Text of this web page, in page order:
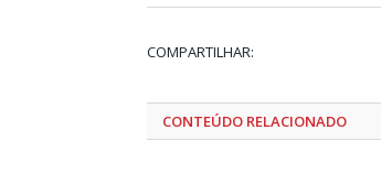
COMPARTILHAR:
CONTEÚDO RELACIONADO